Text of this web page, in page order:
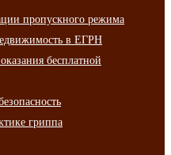
пропускного режима
в ЕГРН
бесплатной
гриппа